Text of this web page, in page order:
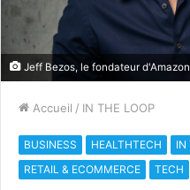
Jeff Bezos, le fondateur
Accueil / IN THE LOOP
BUSINESS HEALTHTECH
IN
RETAIL & ECOMMERCE
TECH